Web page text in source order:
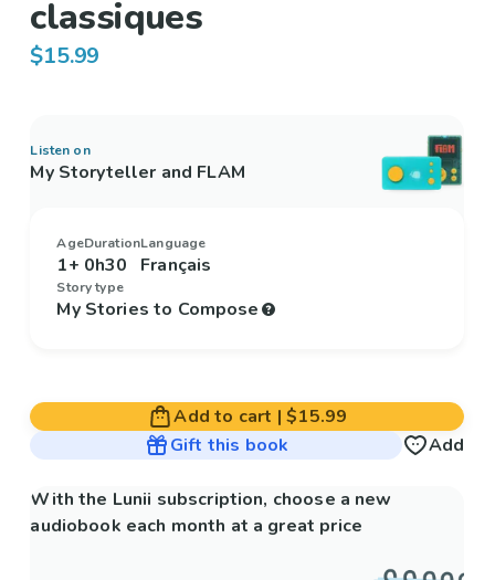
classiques
$15.99
Listen on
My Storyteller and FLAM
Age
1+
Duration
0h30
Language
Français
Story type
My Stories to Compose
Add to cart |$15.99
Gift this book
Add
With the Lunii subscription, choose a new
audiobook each month at a great price